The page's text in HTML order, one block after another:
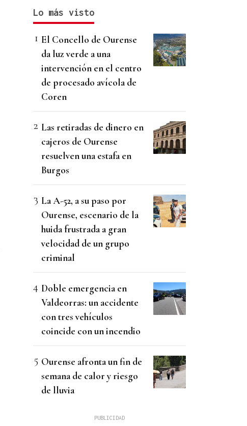
Lo más visto
El Concello de Ourense
da luz verde a una
intervención en el centro
de procesado avícola de
Coren
Las retiradas de dinero en
cajeros de Ourense
resuelven una estafa en
Burgos
La A-52, a su paso por
Ourense, escenario de la
huida frustrada a gran
velocidad de un grupo
criminal
Doble emergencia en
Valdeorras: un accidente
con tres vehículos
coincide con un incendio
Ourense afronta un fin de
semana de calor y riesgo
de lluvia